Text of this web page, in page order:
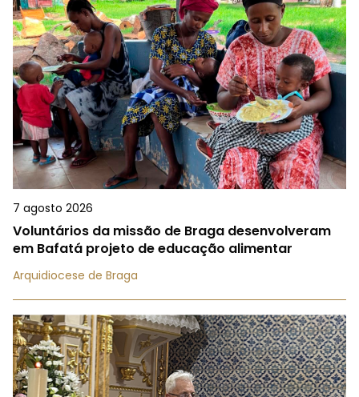
7 agosto 2026
Voluntários da missão de Braga desenvolveram
em Bafatá projeto de educação alimentar
Arquidiocese de Braga